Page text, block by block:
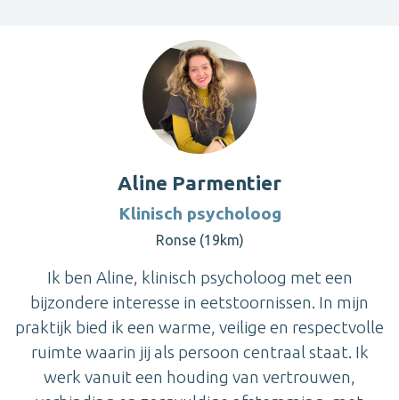
Aline Parmentier
Klinisch psycholoog
Ronse (19km)
Ik ben Aline, klinisch psycholoog met een
bijzondere interesse in eetstoornissen. In mijn
praktijk bied ik een warme, veilige en respectvolle
ruimte waarin jij als persoon centraal staat. Ik
werk vanuit een houding van vertrouwen,